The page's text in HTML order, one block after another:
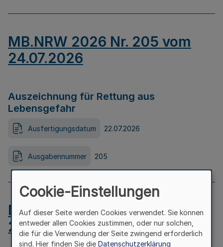
MB.NRW 2026 Nr. 205 vom
24.07.2026
Auszeichnung für Rettung aus
Lebensgefahr
Ausfertigungsdatum 22.07.2026
Ausgabennummer 205
MB.NRW 2026 Nr. 204 vom
24.07.2026
Cookie-Einstellungen
Auf dieser Seite werden Cookies verwendet. Sie können
entweder allen Cookies zustimmen, oder nur solchen,
die für die Verwendung der Seite zwingend erforderlich
sind. Hier finden Sie die Datenschutzerklärung